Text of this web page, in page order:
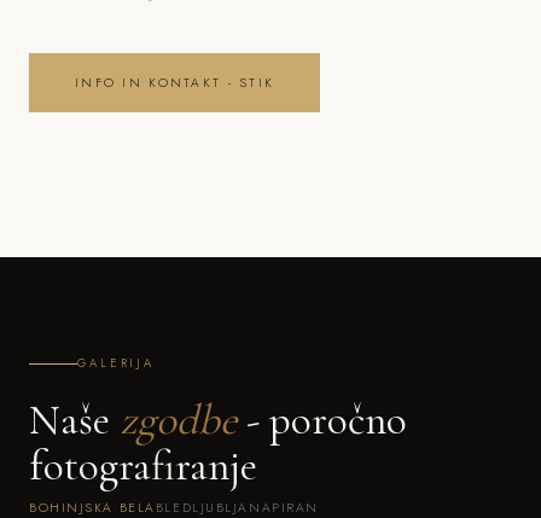
INFO IN KONTAKT - STIK
GALERIJA
Naše zgodbe- poročno
fotografiranje
BOHINJSKA BELA BLEDLJUBLJANAPIRAN